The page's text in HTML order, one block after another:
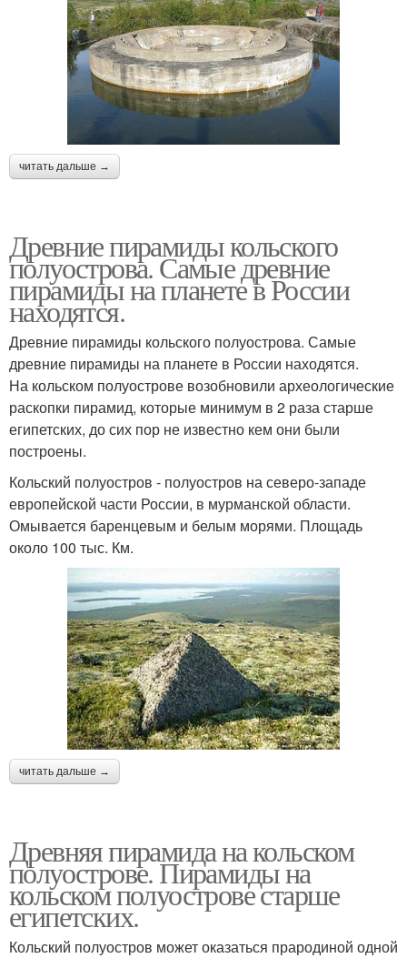
читать дальше →
Древние пирамиды кольского
полуострова. Самые древние
пирамиды на планете в России
находятся.
Древние пирамиды кольского полуострова. Самые
древние пирамиды на планете в России находятся.
На кольском полуострове возобновили археологические
раскопки пирамид, которые минимум в 2 раза старше
египетских, до сих пор не известно кем они были
построены.
Кольский полуостров - полуостров на северо-западе
европейской части России, в мурманской области.
Омывается баренцевым и белым морями. Площадь
около 100 тыс. Км.
читать дальше →
Древняя пирамида на кольском
полуострове. Пирамиды на
кольском полуострове старше
египетских.
Кольский полуостров может оказаться прародиной одной